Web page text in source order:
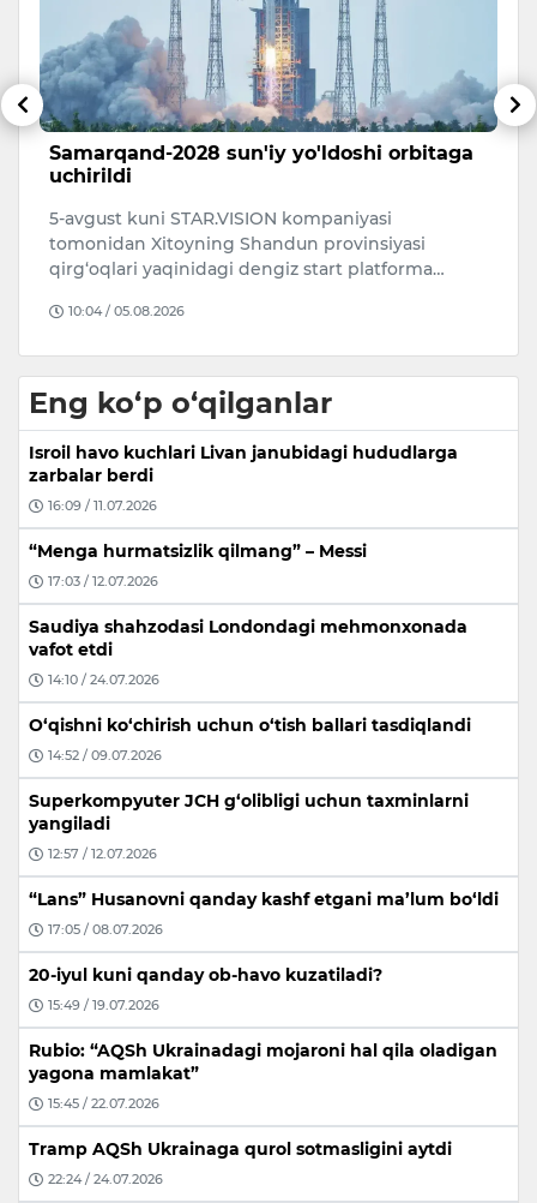
Samarqand-2028 sun'iy yo'ldoshi orbitaga
uchirildi
5-avgust kuni STAR.VISION kompaniyasi
tomonidan Xitoyning Shandun provinsiyasi
qirg‘oqlari yaqinidagi dengiz start platforma…
10:04 / 05.08.2026
Eng ko‘p o‘qilganlar
Isroil havo kuchlari Livan janubidagi hududlarga
zarbalar berdi
16:09 / 11.07.2026
“Menga hurmatsizlik qilmang” – Messi
17:03 / 12.07.2026
Saudiya shahzodasi Londondagi mehmonxonada
vafot etdi
14:10 / 24.07.2026
O‘qishni ko‘chirish uchun o‘tish ballari tasdiqlandi
14:52 / 09.07.2026
Superkompyuter JCH g‘olibligi uchun taxminlarni
yangiladi
12:57 / 12.07.2026
“Lans” Husanovni qanday kashf etgani ma’lum bo‘ldi
17:05 / 08.07.2026
20-iyul kuni qanday ob-havo kuzatiladi?
15:49 / 19.07.2026
Rubio: “AQSh Ukrainadagi mojaroni hal qila oladigan
yagona mamlakat”
15:45 / 22.07.2026
Tramp AQSh Ukrainaga qurol sotmasligini aytdi
22:24 / 24.07.2026